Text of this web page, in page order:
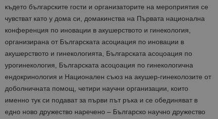
където българските гости и организаторите на мероприятия се
чувстват като у дома си, домакинства на Първата национална
конференция по иновации в акушерството и гинeкология,
организирана от Българската асоциация по иновации в
акушерството и гинекологията, Българската асоцоация по
урогинекология, Българската асоцоация по гинекологична
ендокринология и Национален съюз на акушер-гинеколозите от
доболничната помощ, четири научни организации, които
именно тук си подават за първи път ръка и се обединяват в
едно ново дружество наречено – Българско научно дружество